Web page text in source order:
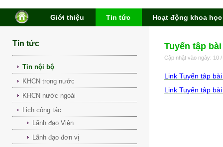
Giới thiệu Tin tức Hoạt động khoa học
Tin tức
Tin nội bộ
KHCN trong nước
KHCN nước ngoài
Lịch công tác
Lãnh đạo Viện
Lãnh đạo đơn vị
Tuyển tập
Cập nhật vào ngày: 10
Link Tuyển tập
Link Tuyển tập